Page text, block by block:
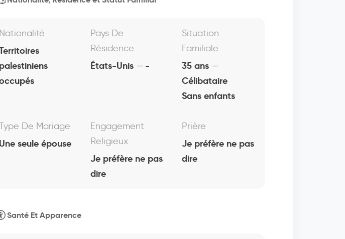
Nationalité
palestiniens
Pays De
Résidence
États-Unis -
Situation
Familiale
35 ans
Célibataire
Sans enfants
De Mariage
Une seule épouse
Engagement
Religieux
Je préfère ne pas
dire
Prière
Je préfère ne pas
dire
Santé Et Apparence